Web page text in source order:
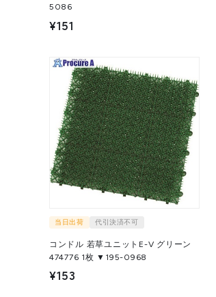
5086
¥151
当日出荷 代引決済不可
コンドル 若草ユニットE-V グリーン
474776 1枚 ▼195-0968
¥153